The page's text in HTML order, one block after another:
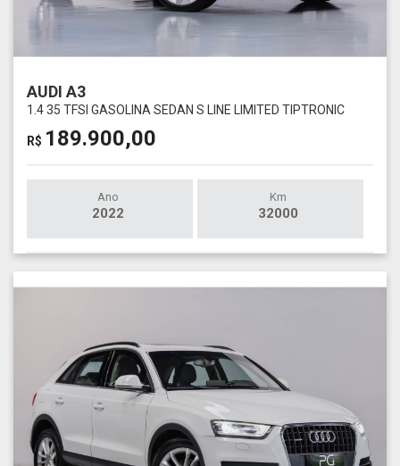
AUDI A3
1.4 35 TFSI GASOLINA SEDAN S LINE LIMITED TIPTRONIC
R$ 189.900,00
Ano
2022
Km
32000